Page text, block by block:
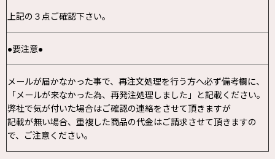
上記の３点ご確認下さい。
●要注意●
メールが届かなかった事で、再注文処理を行う方へ必ず備考欄に、
「メールが来なかった為、再発注処理しました」と記載ください。
弊社で気が付いた場合はご確認の連絡をさせて頂きますが
記載が無い場合、重複した商品の代金はご請求させて頂きますの
で、ご注意ください。